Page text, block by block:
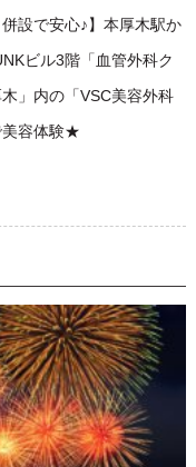
併設で安心♪】本厚木駅か
ビル3階「血管外科ク
」内の「VSC美容外科
美容体験★